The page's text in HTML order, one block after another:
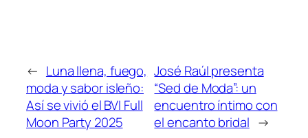
← Luna llena, fuego,
moda y sabor isleño:
Así se vivió el BVI Full
Moon Party 2025
José Raúl presenta
“Sed de Moda”: un
encuentro íntimo con
el encanto bridal →